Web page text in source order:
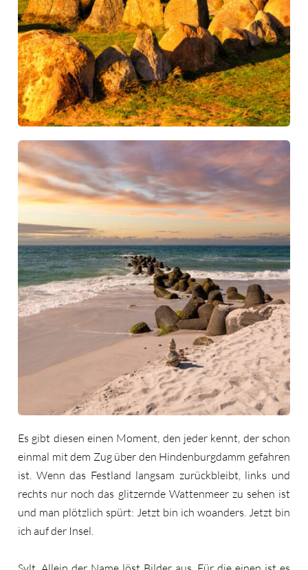
Es gibt diesen einen Moment, den jeder kennt, der schon
einmal mit dem Zug über den Hindenburgdamm gefahren
ist. Wenn das Festland langsam zurückbleibt, links und
rechts nur noch das glitzernde Wattenmeer zu sehen ist
und man plötzlich spürt: Jetzt bin ich woanders. Jetzt bin
ich auf der Insel.